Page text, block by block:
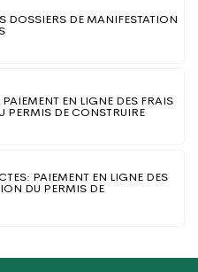
DOSSIERS DE MANIFESTATION
EN LIGNE DES FRAIS
PERMIS DE CONSTRUIRE
PAIEMENT EN LIGNE DES
DU PERMIS DE